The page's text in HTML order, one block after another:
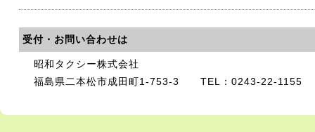
受付・お問い合わせは
昭和タクシー株式会社
福島県二本松市成田町1-753-3 TEL：0243-22-